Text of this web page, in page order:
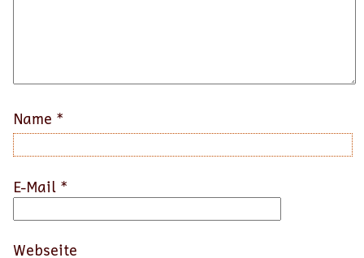
Name *
E-Mail *
Webseite